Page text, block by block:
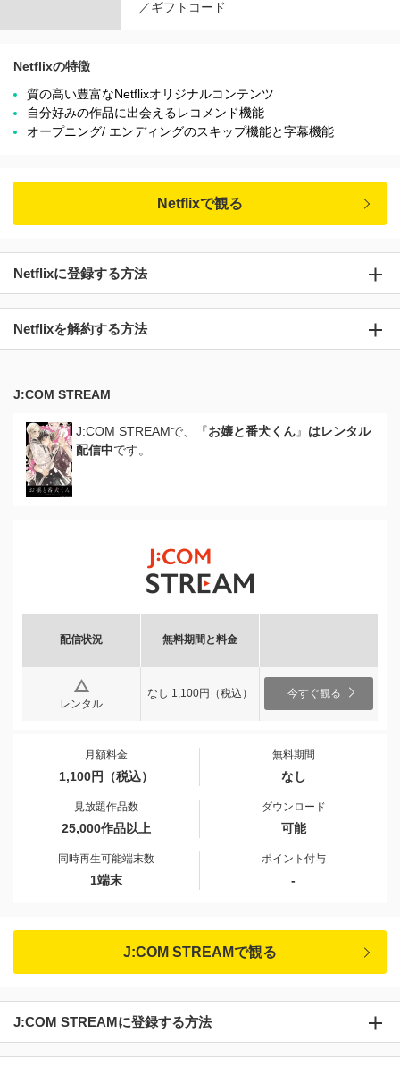
／ギフトコード
Netflixの特徴
質の高い豊富なNetflixオリジナルコンテンツ
自分好みの作品に出会えるレコメンド機能
オープニング/ エンディングのスキップ機能と字幕機能
Netflixで観る
Netflixに登録する方法
Netflixを解約する方法
J:COM STREAM
J:COM STREAMで、『お嬢と番犬くん』 はレンタル
配信中です。
配信状況 無料期間と料金
レンタル
なし 1,100円（税込） 今すぐ観る
月額料金
1,100円（税込）
無料期間
なし
見放題作品数
25,000作品以上
ダウンロード
可能
同時再生可能端末数
1端末
ポイント付与
-
J:COM STREAMで観る
J:COM STREAMに登録する方法